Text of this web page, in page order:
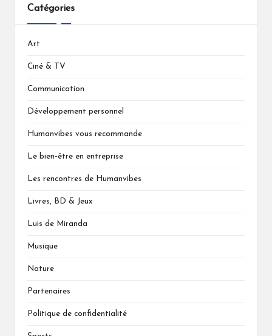
Catégories
Art
Ciné & TV
Communication
Développement personnel
Humanvibes vous recommande
Le bien-être en entreprise
Les rencontres de Humanvibes
Livres, BD & Jeux
Luis de Miranda
Musique
Nature
Partenaires
Politique de confidentialité